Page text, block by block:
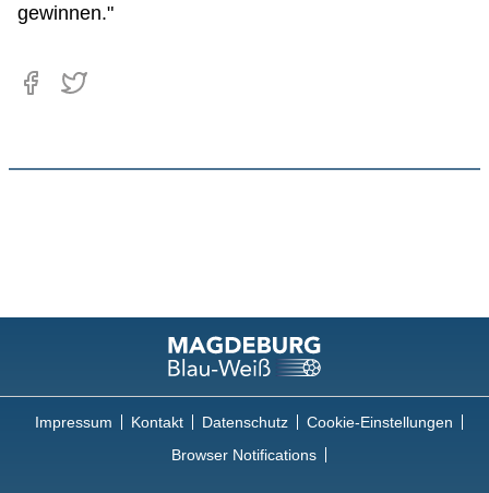
gewinnen."
Impressum Kontakt Datenschutz
Cookie-Einstellungen
Browser Notifications